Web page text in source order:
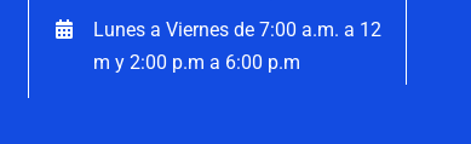
Lunes a Viernes de 7:00 a.m. a 12
m y 2:00 p.m a 6:00 p.m